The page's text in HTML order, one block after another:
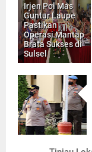
Irjen Pol Mas
Guntur Laupe
Pastikan
Operasi Mantap
Brata Sukses di
Sulsel